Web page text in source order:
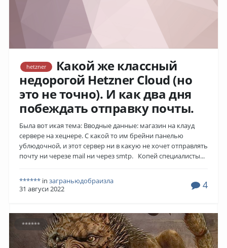
hetzner
Какой же классный
недорогой Hetzner Cloud (но
это не точно). И как два дня
побеждать отправку почты.
Была вот икая тема: Вводные данные: магазин на клауд
сервере на хецнере. С какой то им брейни панелью
ублюдочной, и этот сервер ни в какую не хочет отправлять
почту ни черезе mail ни через smtp. Копей специалисты...
****** in заграньюдобраизла
31 авгуси 2022
4
******